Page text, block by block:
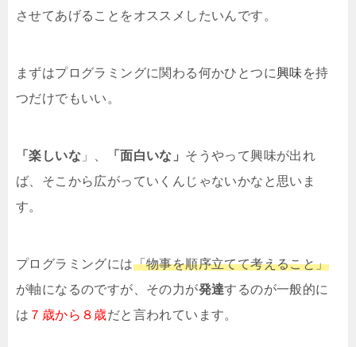
させてあげることをオススメしたいんです。
まずはプログラミングに関わる何かひとつに興味 を持
つだけでもいい。
「楽しいな 」、 「面白いな」 そうやって興味が出れ
ば、そこから広がっていくんじゃないかなと思いま
す。
プログラミングには「物事を順序立てて考えること」
が軸になるのですが、その力が発達するのが一般的に
は ７歳から８歳だと言われています。